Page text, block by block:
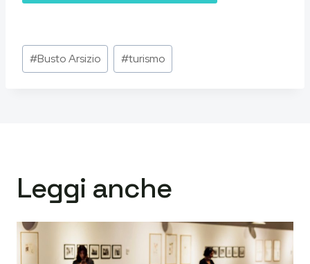
Tag
articolo:
#Busto Arsizio #turismo
Leggi anche